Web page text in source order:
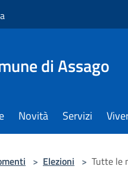
di Assago
Novità Servizi
> Elezioni > Tutte le